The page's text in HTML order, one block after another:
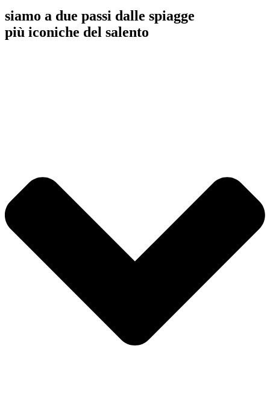
siamo a due passi dalle spiagge
più iconiche del salento